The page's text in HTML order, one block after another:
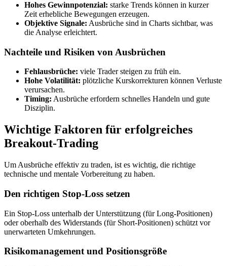
Hohes Gewinnpotenzial: starke Trends können in kurzer
Zeit erhebliche Bewegungen erzeugen.
Objektive Signale: Ausbrüche sind in Charts sichtbar, was
die Analyse erleichtert.
Nachteile und Risiken von Ausbrüchen
Fehlausbrüche: viele Trader steigen zu früh ein.
Hohe Volatilität: plötzliche Kurskorrekturen können Verluste
verursachen.
Timing: Ausbrüche erfordern schnelles Handeln und gute
Disziplin.
Wichtige Faktoren für erfolgreiches
Breakout-Trading
Um Ausbrüche effektiv zu traden, ist es wichtig, die richtige
technische und mentale Vorbereitung zu haben.
Den richtigen Stop-Loss setzen
Ein Stop-Loss unterhalb der Unterstützung (für Long-Positionen)
oder oberhalb des Widerstands (für Short-Positionen) schützt vor
unerwarteten Umkehrungen.
Risikomanagement und Positionsgröße